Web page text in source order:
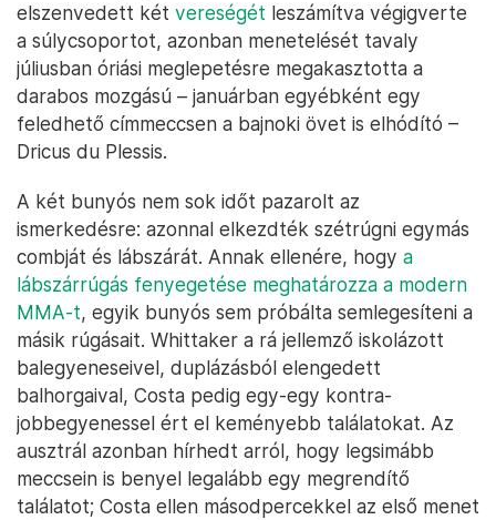
elszenvedett két vereségét leszámítva végigverte
a súlycsoportot, azonban menetelését tavaly
júliusban óriási meglepetésre megakasztotta a
darabos mozgású – januárban egyébként egy
feledhető címmeccsen a bajnoki övet is elhódító –
Dricus du Plessis.
A két bunyós nem sok időt pazarolt az
ismerkedésre: azonnal elkezdték szétrúgni egymás
combját és lábszárát. Annak ellenére, hogy a
lábszárrúgás fenyegetése meghatározza a modern
MMA-t, egyik bunyós sem próbálta semlegesíteni a
másik rúgásait. Whittaker a rá jellemző iskolázott
balegyeneseivel, duplázásból elengedett
balhorgaival, Costa pedig egy-egy kontra-
jobbegyenessel ért el keményebb találatokat. Az
ausztrál azonban hírhedt arról, hogy legsimább
meccsein is benyel legalább egy megrendítő
találatot; Costa ellen másodpercekkel az első menet